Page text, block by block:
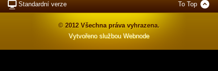
Standardní verze To Top
© 2012 Všechna práva vyhrazena.
Vytvořeno službou Webnode